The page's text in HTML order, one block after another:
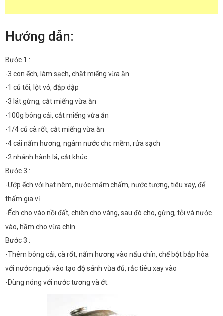
Hướng dẫn:
Bước 1 :
-3 con ếch, làm sạch, chặt miếng vừa ăn
-1 củ tỏi, lột vỏ, đập dập
-3 lát gừng, cắt miếng vừa ăn
-100g bông cải, cắt miếng vừa ăn
-1/4 củ cà rốt, cắt miếng vừa ăn
-4 cái nấm hương, ngâm nước cho mềm, rửa sạch
-2 nhánh hành lá, cắt khúc
Bước 3 :
-Ướp ếch với hạt nêm, nước mắm chấm, nước tương, tiêu xay, để
thấm gia vị
-Ếch cho vào nồi đất, chiên cho vàng, sau đó cho, gừng, tỏi và nước
vào, hầm cho vừa chín
Bước 3 :
-Thêm bông cải, cà rốt, nấm hương vào nấu chín, chế bột bắp hòa
với nước nguội vào tạo độ sánh vừa đủ, rắc tiêu xay vào
-Dùng nóng với nước tương và ớt.